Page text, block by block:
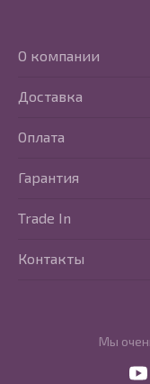
Мы
О компании
Доставка
Оплата
Гарантия
Trade In
Контакты